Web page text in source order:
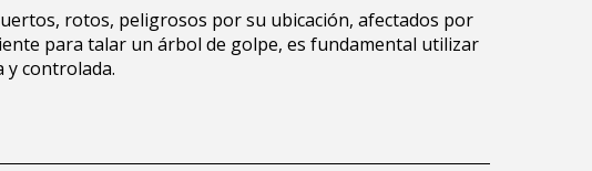
rotos, peligrosos por su ubicación, afectados por
para talar un árbol de golpe, es fundamental utilizar
y controlada.